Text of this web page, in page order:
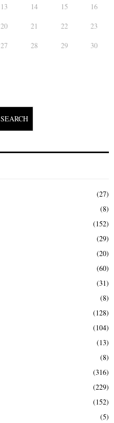
13 14 15
16
20 21 22
23
27 28 29
30
SEARCH
(27)
(8)
(152)
(29)
(20)
(60)
(31)
(8)
(128)
(104)
(13)
(8)
(316)
(229)
(152)
(5)